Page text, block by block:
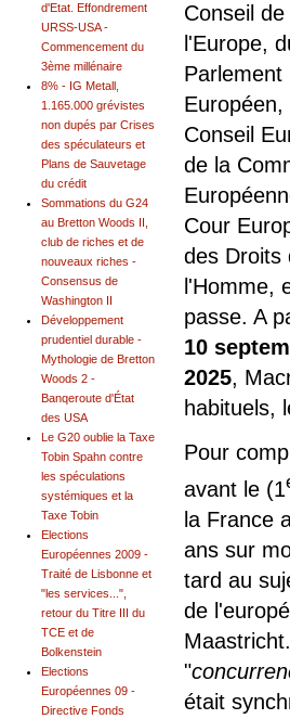
Conseil de
l'Europe,
Parlement
Européen,
Conseil
de la
Cour
des Droits
l'Homme,
passe. A
10
2025,
habituels,
Pour
avant le (1
la France
ans sur
tard au
de
"
était
d'Etat. Effondrement
URSS-USA -
Commencement du
3ème millénaire
8% - IG Metall,
1.165.000 grévistes
non dupés par Crises
des spéculateurs et
Plans de Sauvetage
du crédit
Sommations du G24
au Bretton Woods II,
club de riches et de
nouveaux riches -
Consensus de
Washington II
Développement
prudentiel durable -
Mythologie de Bretton
Woods 2 -
Banqeroute d'État
des USA
Le G20 oublie la Taxe
Tobin Spahn contre
les spéculations
systémiques et la
Taxe Tobin
Elections
Européennes 2009 -
Traité de Lisbonne et
"les services...",
retour du Titre III du
TCE et de
Bolkenstein
Elections
Européennes 09 -
Directive Fonds